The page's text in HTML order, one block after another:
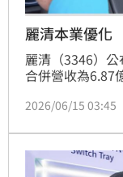
麗清本業優化
麗清（3346）
合併營收為6.87
元，分別年增
單組合，使本業
單月自結損益，
元、每股稅後虧
2026/06/15 03:45